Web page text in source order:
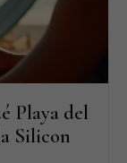
Playa del
Silicon